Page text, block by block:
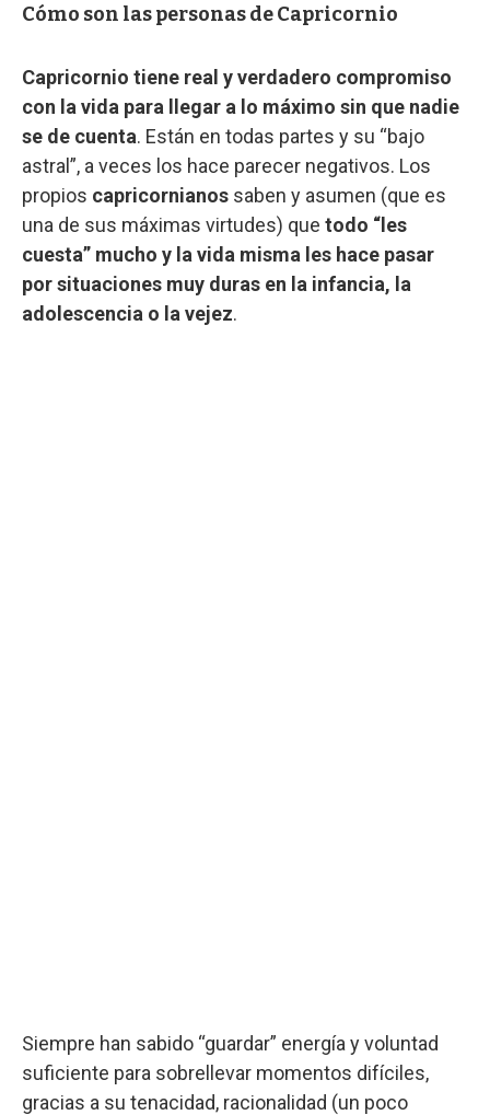
Cómo son las personas de Capricornio
Capricornio tiene real y verdadero compromiso
con la vida para llegar a lo máximo sin que nadie
se de cuenta. Están en todas partes y su “bajo
astral”, a veces los hace parecer negativos. Los
propios capricornianos saben y asumen (que es
una de sus máximas virtudes) que todo “les
cuesta” mucho y la vida misma les hace pasar
por situaciones muy duras en la infancia, la
adolescencia o la vejez.
Siempre han sabido “guardar” energía y voluntad
suficiente para sobrellevar momentos difíciles,
gracias a su tenacidad, racionalidad (un poco